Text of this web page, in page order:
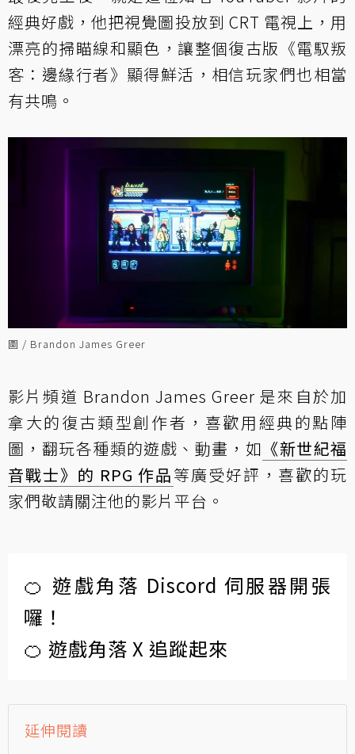
經典好戲，他把視覺圖投放到 CRT 電視上，用
漂亮的掃瞄線和顯色，讓整個復古版《電馭叛
客：邊緣行者》顯得鮮活，相信玩家們也相當
有共鳴。
圖 / Brandon James Greer
影片頻道 Brandon James Greer 是來自於加
拿大的復古類型創作者，喜歡用經典的點陣
圖，翻玩各種類的遊戲、動畫，如 《新世紀福
音戰士》的 RPG 作品等廣受好評，喜歡的玩
家們敬請關注他的影片平台。
🍊 遊戲角落 Discord 伺服器開張
囉！
🍊 遊戲角落 X 追蹤起來
延伸閱讀